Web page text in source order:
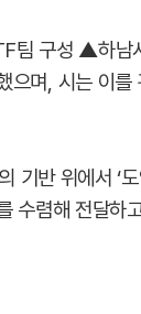
팀 구성 ▲하남
며, 시는 이를
반 위에서 ‘도
수렴해 전달하